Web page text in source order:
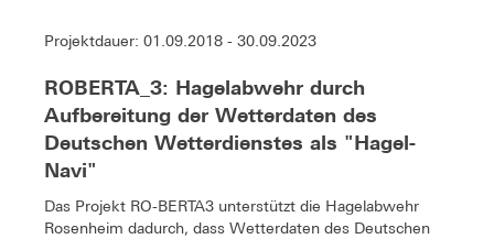
Projektdauer: 01.09.2018 - 30.09.2023
ROBERTA_3: Hagelabwehr durch
Aufbereitung der Wetterdaten des
Deutschen Wetterdienstes als "Hagel-
Navi"
Das Projekt RO-BERTA3 unterstützt die Hagelabwehr
Rosenheim dadurch, dass Wetterdaten des Deutschen